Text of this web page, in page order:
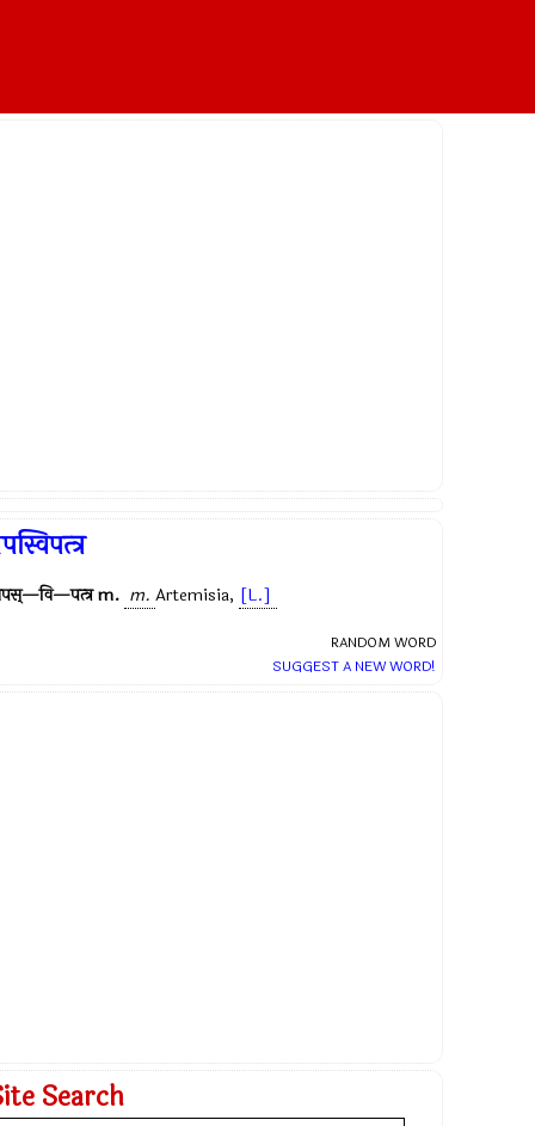
m. m. Artemisia, [L.]
RANDOM WORD
SUGGEST A NEW WORD!
Search